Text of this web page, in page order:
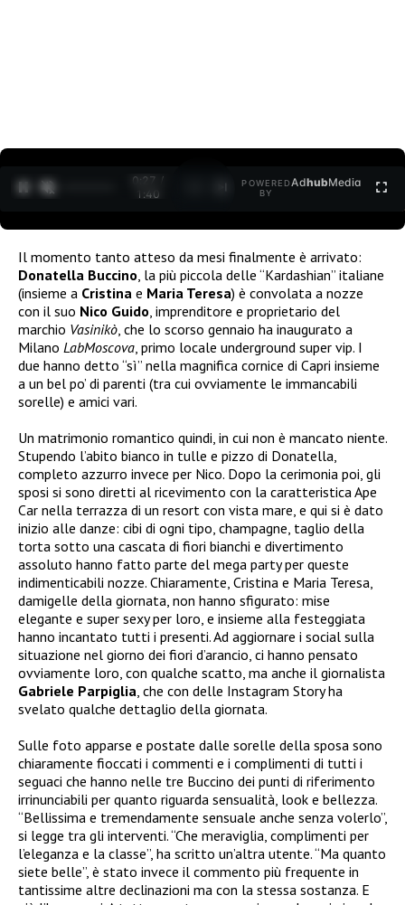
0:27 /
1:40
POWERED
BY
AdhubMedia
Il momento tanto atteso da mesi finalmente è arrivato:
Donatella Buccino , la più piccola delle “Kardashian” italiane
(insieme a Cristina e Maria Teresa) è convolata a nozze
con il suo Nico Guido , imprenditore e proprietario del
marchio Vasinikò , che lo scorso gennaio ha inaugurato a
Milano LabMoscova , primo locale underground super vip. I
due hanno detto “sì” nella magnifica cornice di Capri insieme
a un bel po’ di parenti (tra cui ovviamente le immancabili
sorelle) e amici vari.
Un matrimonio romantico quindi, in cui non è mancato niente.
Stupendo l’abito bianco in tulle e pizzo di Donatella,
completo azzurro invece per Nico. Dopo la cerimonia poi, gli
sposi si sono diretti al ricevimento con la caratteristica Ape
Car nella terrazza di un resort con vista mare, e qui si è dato
inizio alle danze: cibi di ogni tipo, champagne, taglio della
torta sotto una cascata di fiori bianchi e divertimento
assoluto hanno fatto parte del mega party per queste
indimenticabili nozze. Chiaramente, Cristina e Maria Teresa,
damigelle della giornata, non hanno sfigurato: mise
elegante e super sexy per loro, e insieme alla festeggiata
hanno incantato tutti i presenti. Ad aggiornare i social sulla
situazione nel giorno dei fiori d’arancio, ci hanno pensato
ovviamente loro, con qualche scatto, ma anche il giornalista
Gabriele Parpiglia , che con delle Instagram Story ha
svelato qualche dettaglio della giornata.
Sulle foto apparse e postate dalle sorelle della sposa sono
chiaramente fioccati i commenti e i complimenti di tutti i
seguaci che hanno nelle tre Buccino dei punti di riferimento
irrinunciabili per quanto riguarda sensualità, look e bellezza.
“Bellissima e tremendamente sensuale anche senza volerlo”,
si legge tra gli interventi. “Che meraviglia, complimenti per
l’eleganza e la classe”, ha scritto un’altra utente. “Ma quanto
siete belle”, è stato invece il commento più frequente in
tantissime altre declinazioni ma con la stessa sostanza. E